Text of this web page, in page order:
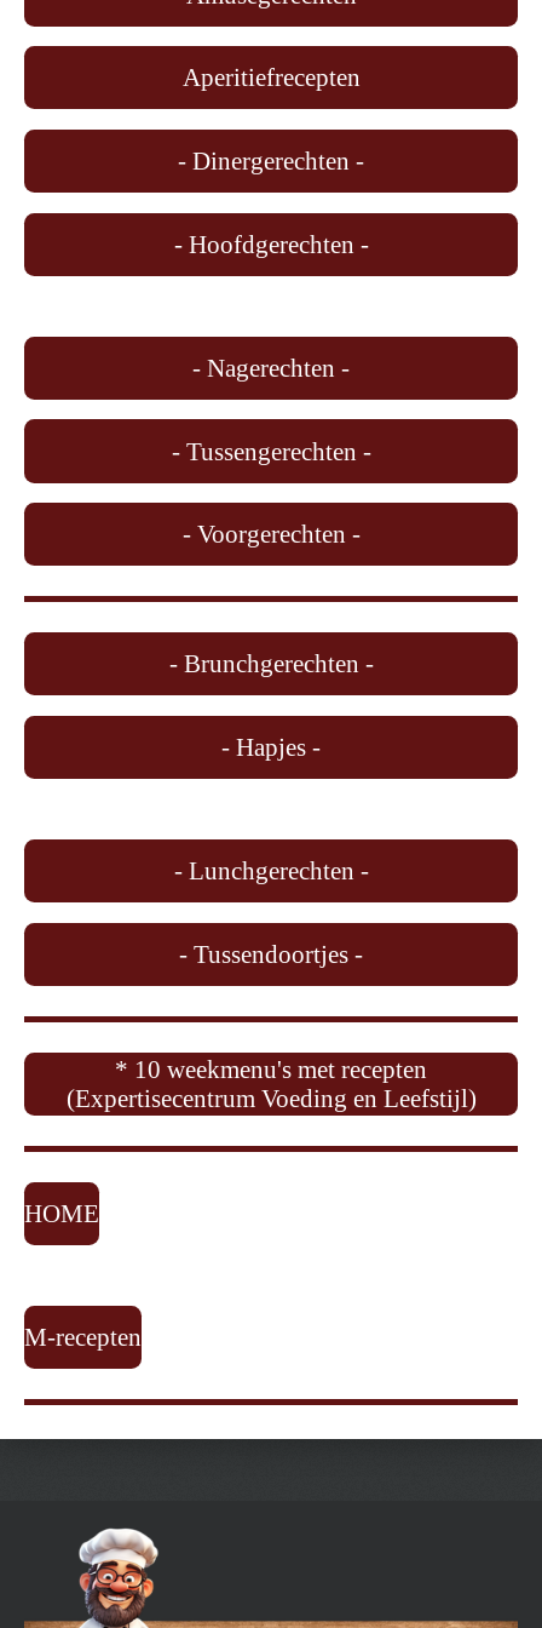
Aperitiefrecepten
- Dinergerechten -
- Hoofdgerechten -
- Nagerechten -
- Tussengerechten -
- Voorgerechten -
- Brunchgerechten -
- Hapjes -
- Lunchgerechten -
- Tussendoortjes -
* 10 weekmenu's met recepten
(Expertisecentrum Voeding en Leefstijl)
HOME
M-recepten